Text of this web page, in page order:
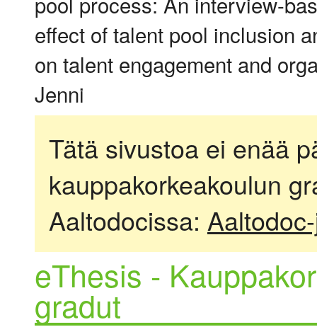
effect of talent pool inclusion
on talent engagement and
Jenni
Tätä sivustoa ei enää
kauppakorkeakoulun
Aaltodocissa:
eThesis -
gradut